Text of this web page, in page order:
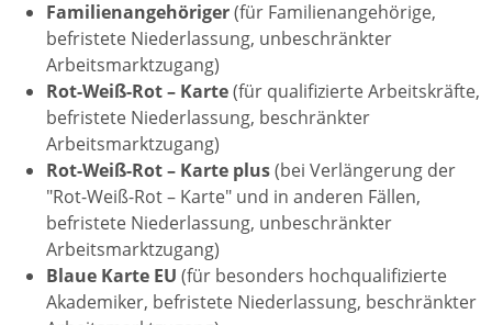
Familienangehöriger(für Familienangehörige,
befristete Niederlassung, unbeschränkter
Arbeitsmarktzugang)
Rot-Weiß-Rot – Karte(für qualifizierte Arbeitskräfte,
befristete Niederlassung, beschränkter
Arbeitsmarktzugang)
Rot-Weiß-Rot – Karte plus(bei Verlängerung der
"Rot-Weiß-Rot – Karte" und in anderen Fällen,
befristete Niederlassung, unbeschränkter
Arbeitsmarktzugang)
Blaue Karte EU (für besonders hochqualifizierte
Akademiker, befristete Niederlassung, beschränkter